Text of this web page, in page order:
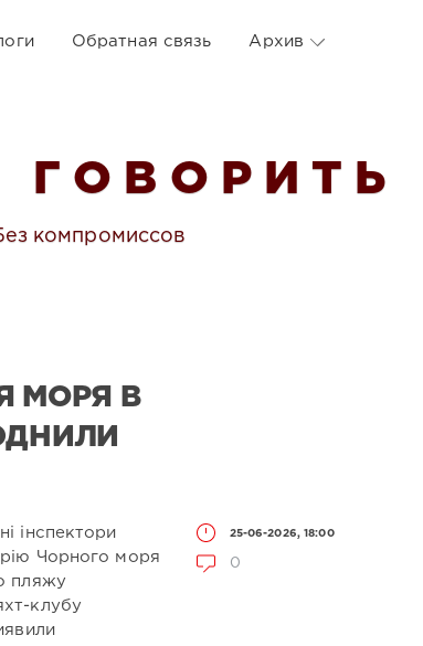
Обратная связь Архив
О В О Р И Т Ь
компромиссов
МОРЯ В
25-06-2026, 18:00
0
інспектори
Чорного моря
пляжу
клубу